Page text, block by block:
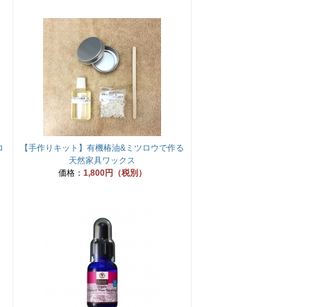
【手作りキット】有機椿油&ミツロウで作る
天然家具ワックス
価格： 1,800円（税別）